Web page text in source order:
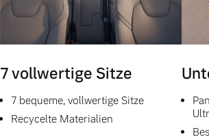
7 vollwertige Sitze
7 bequeme, vollwertige Sitze
Recycelte Materialien